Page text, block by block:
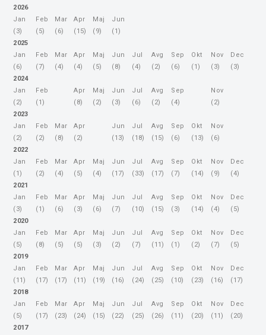
2026
Jan
(3)
Feb
(5)
Mar
(6)
Apr
(15)
Maj
(9)
Jun
(1)
2025
Jan
(6)
Feb
(7)
Mar
(4)
Apr
(4)
Maj
(5)
Jun
(8)
Jul
(4)
Avg
(2)
Sep
(6)
Okt
(1)
Nov
(3)
Dec
(3)
2024
Jan
(2)
Feb
(1)
Apr
(8)
Maj
(2)
Jun
(3)
Jul
(6)
Avg
(2)
Sep
(4)
Nov
(2)
2023
Jan
(2)
Feb
(2)
Mar
(8)
Apr
(2)
Jun
(13)
Jul
(18)
Avg
(15)
Sep
(6)
Okt
(13)
Nov
(6)
2022
Jan
(1)
Feb
(2)
Mar
(4)
Apr
(5)
Maj
(4)
Jun
(17)
Jul
(33)
Avg
(17)
Sep
(7)
Okt
(14)
Nov
(9)
Dec
(4)
2021
Jan
(3)
Feb
(1)
Mar
(6)
Apr
(3)
Maj
(6)
Jun
(7)
Jul
(10)
Avg
(15)
Sep
(3)
Okt
(14)
Nov
(4)
Dec
(5)
2020
Jan
(5)
Feb
(8)
Mar
(5)
Apr
(5)
Maj
(3)
Jun
(2)
Jul
(7)
Avg
(11)
Sep
(1)
Okt
(2)
Nov
(7)
Dec
(5)
2019
Jan
(11)
Feb
(17)
Mar
(17)
Apr
(11)
Maj
(19)
Jun
(16)
Jul
(24)
Avg
(25)
Sep
(10)
Okt
(23)
Nov
(16)
Dec
(17)
2018
Jan
(5)
Feb
(17)
Mar
(23)
Apr
(24)
Maj
(15)
Jun
(22)
Jul
(25)
Avg
(26)
Sep
(11)
Okt
(20)
Nov
(11)
Dec
(20)
2017